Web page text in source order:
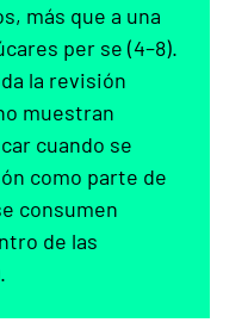
más que a una
per se (4–8).
la revisión
muestran
cuando se
como parte de
consumen
de las